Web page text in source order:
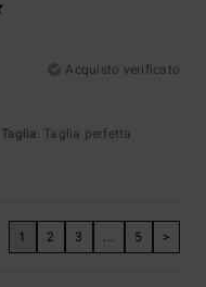
Acquisto verificato
Taglia: Taglia perfetta
1 2 3 ... 5 >